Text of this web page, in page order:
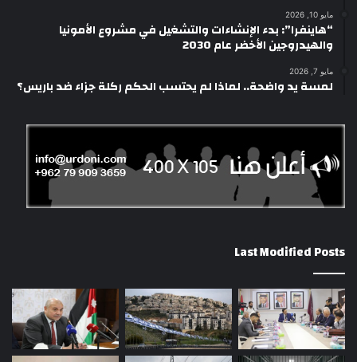
مايو 10, 2026
“هاينفرا”: بدء الإنشاءات والتشغيل في مشروع الأمونيا
والهيدروجين الأخضر عام 2030
مايو 7, 2026
لمسة يد واضحة.. لماذا لم يحتسب الحكم ركلة جزاء ضد باريس؟
Last Modified Posts